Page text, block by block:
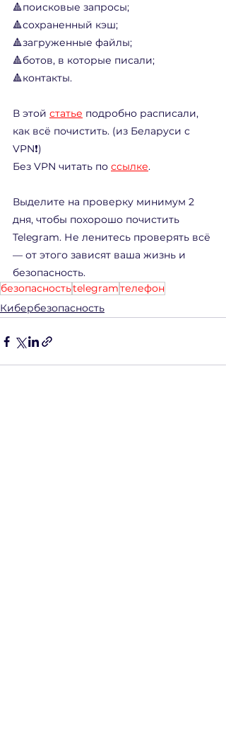
🔺поисковые запросы;
🔺сохраненный кэш;
🔺загруженные файлы;
🔺ботов, в которые писали;
🔺контакты.
В этой статье подробно расписали,
как всё почистить. (из Беларуси с
VPN❗️)
Без VPN читать по ссылке.
Выделите на проверку минимум 2
дня, чтобы похорошо почистить
Telegram. Не ленитесь проверять всё
— от этого зависят ваша жизнь и
безопасность.
безопасностьtelegramтелефон
Кибербезопасность